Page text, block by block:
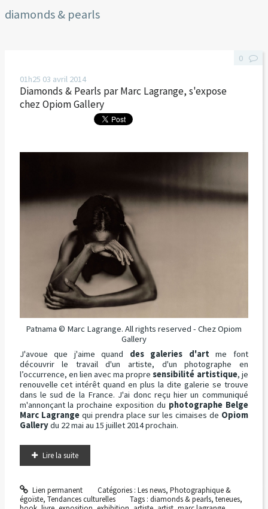
diamonds & pearls
01h25 03 avril 2014
Diamonds & Pearls par Marc Lagrange, s'expose
chez Opiom Gallery
Patnama © Marc Lagrange. All rights reserved - Chez Opiom
Gallery
J'avoue que j'aime quand des galeries d'artme font
découvrir le travail d'un artiste, d'un photographe en
l’occurrence, en lien avec ma propresensibilité artistique, je
renouvelle cet intérêt quand en plus la dite galerie se trouve
dans le sud de la France. J'ai donc reçu hier un communiqué
m'annonçant la prochaine exposition du photographe Belge
Marc Lagrangequi prendra place sur les cimaises de Opiom
Gallerydu 22 mai au 15 juillet 2014 prochain.
Lire la suite
Lien permanent Catégories : Les news, Photographique &
égoïste, Tendances culturelles Tags :diamonds & pearls,teneues,
0